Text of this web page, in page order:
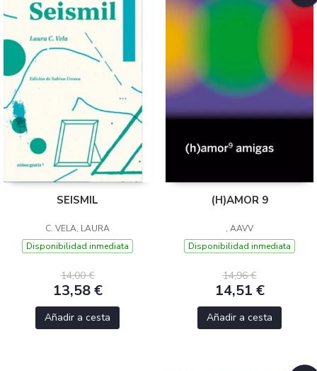
SEISMIL
C. VELA, LAURA
Disponibilidad inmediata
14,00 €
13,58 €
Añadir a cesta
(H)AMOR 9
, AAVV
Disponibilidad inmediata
14,96 €
14,51 €
Añadir a cesta